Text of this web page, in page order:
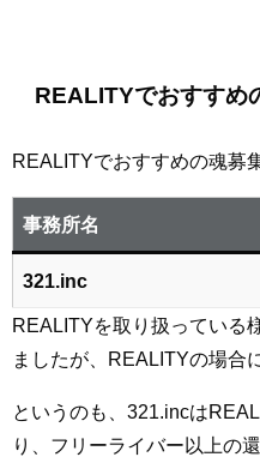
REALITYでおすすめ
REALITYでおすすめの魂募
事務所名
321.inc
REALITYを取り扱っている
ましたが、REALITYの場合
というのも、321.incは
り、フリーライバー以上の